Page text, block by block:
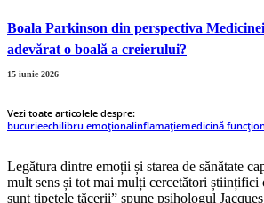
Boala Parkinson din perspectiva
adevărat o boală a creierului?
15 iunie 2026
Vezi toate articolele despre:
bucurieechilibru emoționalinflamațiemedicină
Legătura dintre emoții și starea de sănătate
mult sens și tot mai mulți cercetători științifici
sunt țipetele tăcerii” spune psihologul